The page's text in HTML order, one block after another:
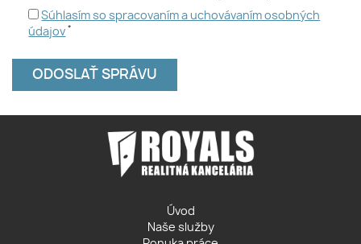
Súhlasím so spracovaním a uchovávaním osobných
údajov *
Úvod
Naše služby